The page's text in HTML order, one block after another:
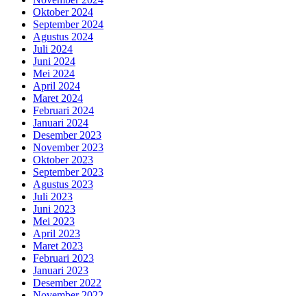
Oktober 2024
September 2024
Agustus 2024
Juli 2024
Juni 2024
Mei 2024
April 2024
Maret 2024
Februari 2024
Januari 2024
Desember 2023
November 2023
Oktober 2023
September 2023
Agustus 2023
Juli 2023
Juni 2023
Mei 2023
April 2023
Maret 2023
Februari 2023
Januari 2023
Desember 2022